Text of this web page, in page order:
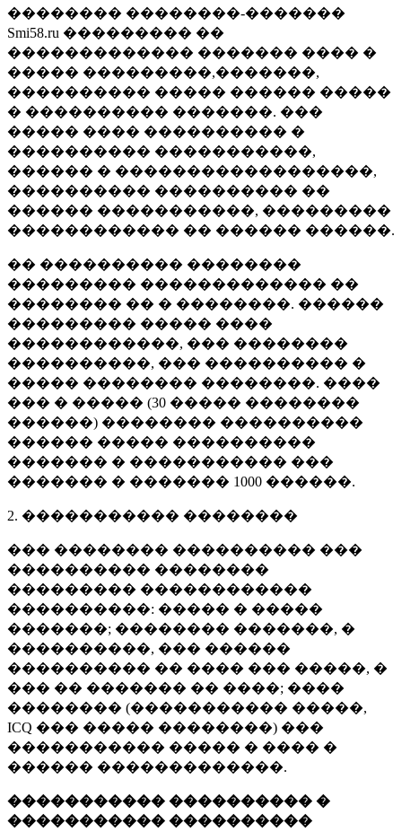
�������� ��������-�������
Smi58.ru ��������� ��
������������� ������� ���� �
����� ���������,�������,
���������� ����� ������ �����
� ���������� �������. ���
����� ���� ���������� �
���������� �����������,
������ � ������������������,
���������� ���������� ��
������ �����������, ���������
������������ �� ������ ������.
�� ���������� ��������
��������� ������������� ��
�������� �� � ��������. ������
��������� ����� ����
������������, ��� ��������
����������, ��� ���������� �
����� �������� ��������. ����
��� � ����� (30 ����� ��������
������) �������� ����������
������ ����� ����������
������� � ����������� ���
������� � ������� 1000 ������.
2. ����������� ��������
��� �������� ���������� ���
���������� ��������
��������� ������������
����������: ����� � �����
�������; �������� �������, �
����������, ��� ������
���������� �� ���� ��� �����, �
��� �� ������� �� ����; ����
�������� (����������� �����,
ICQ ��� ����� ��������) ���
����������� ����� � ���� �
������ �������������.
����������� ���������� �
����������� ����������